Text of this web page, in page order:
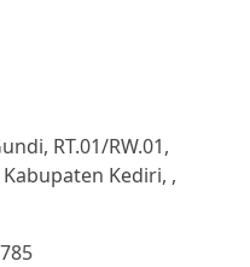
RT.01/RW.01,
Kediri, ,